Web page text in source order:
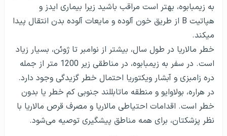
به زیمبابوه، بهتر است مراقب باشید زیرا بیماری ایدز و
هپاتیت B از طریق خون آلوده و مایعات آلوده بدن انتقال پیدا
می­کند.
خطر مالاریا در طول سال، بیشتر از نوامبر تا ژوئن، بسیار زیاد
است. در سفر به زیمبابوه، در مناطقی زیر 1200 متر از جمله
دره زامبزی و آبشار ویکتوریا احتمال خطر گزیدگی وجود دارد.
در هراره، بولاوایو و منطقه ماتابل­لند جنوبی کم خطر یا بدون
خطر است. اقدامات احتیاطی مالاریا و مصرف قرص مالاریا با
نظر پزشکتان، برای همه مناطق پیشگیری توصیه می‌شود.